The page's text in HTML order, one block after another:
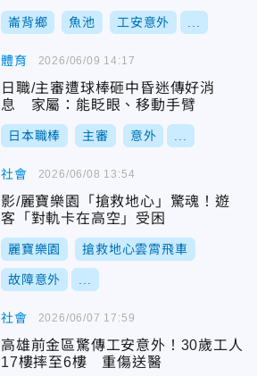
崙背鄉 魚池 工安意外
體育
日職/主審遭球棒砸中昏迷傳好消
息 家屬：能眨眼、移動手臂
日本職棒 主審 意外
2026/06/09 14:17
社會
影/麗寶樂園「搶救地心」驚魂！遊
客「對軌卡在高空」受困
麗寶樂園 搶救地心雲霄飛車
故障意外
2026/06/08 13:54
社會
高雄前金區驚傳工安意外！30歲工人
17樓摔至6樓 重傷送醫
2026/06/07 17:59